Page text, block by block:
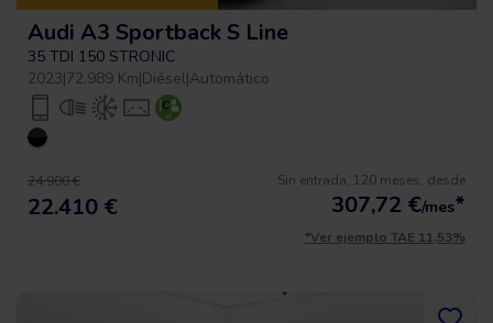
Audi A3 Sportback S Line
35 TDI 150 STRONIC
2023|72.989 Km|Diésel|Automático
24.900 €
22.410 €
Sin entrada, 120 meses, desde
307,72 €/mes*
*Ver ejemplo TAE 11,53%